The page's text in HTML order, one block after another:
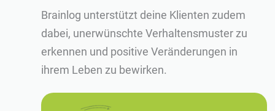
Brainlog unterstützt deine Klienten zudem
dabei, unerwünschte Verhaltensmuster zu
erkennen und positive Veränderungen in
ihrem Leben zu bewirken.